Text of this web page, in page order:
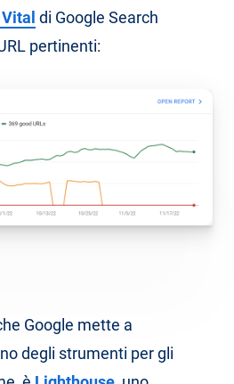
di Google Search
pertinenti:
Google mette a
degli strumenti per gli